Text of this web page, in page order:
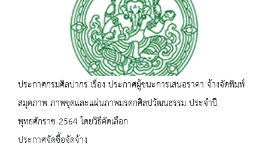
ประกาศกรมศิลปากร เรื่อง ประกาศผู้ชนะการเสนอราคา จ้างจัดพิมพ์
สมุดภาพ ภาพชุดและแผ่นภาพมรดกศิลปวัฒนธรรม ประจำปี
พุทธศักราช 2564 โดยวิธีคัดเลือก
ประกาศจัดซื้อจัดจ้าง